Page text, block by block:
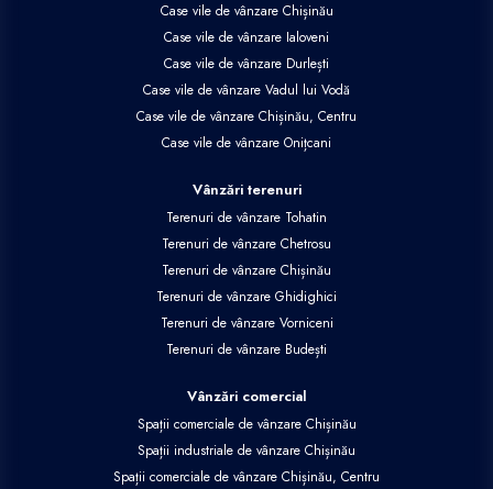
Case vile de vânzare Chișinău
Case vile de vânzare Ialoveni
Case vile de vânzare Durlești
Case vile de vânzare Vadul lui Vodă
Case vile de vânzare Chișinău, Centru
Case vile de vânzare Onițcani
Vânzări terenuri
Terenuri de vânzare Tohatin
Terenuri de vânzare Chetrosu
Terenuri de vânzare Chișinău
Terenuri de vânzare Ghidighici
Terenuri de vânzare Vorniceni
Terenuri de vânzare Budești
Vânzări comercial
Spații comerciale de vânzare Chișinău
Spații industriale de vânzare Chișinău
Spații comerciale de vânzare Chișinău, Centru